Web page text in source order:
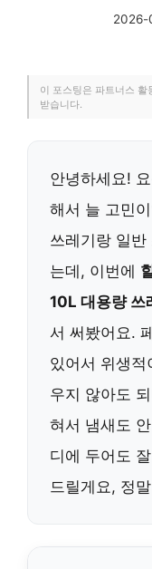
2026-
이 포스팅은 파트너스
받습니다.
안녕하세요!
해서 늘 고민
쓰레기랑 일반
는데, 이번에
10L 대용량 쓰
서 써봤어요.
있어서 위생적
우지 않아도
혀서 냄새도
디에 두어도
드릴게요, 정